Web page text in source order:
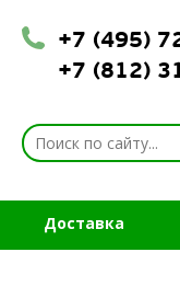
+7 (495)
+7 (812)
Доставка